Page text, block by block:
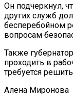
Он подчеркнул,
других служб
бесперебойном
вопросам
Также
проходить в
требуется
Алена Миронова